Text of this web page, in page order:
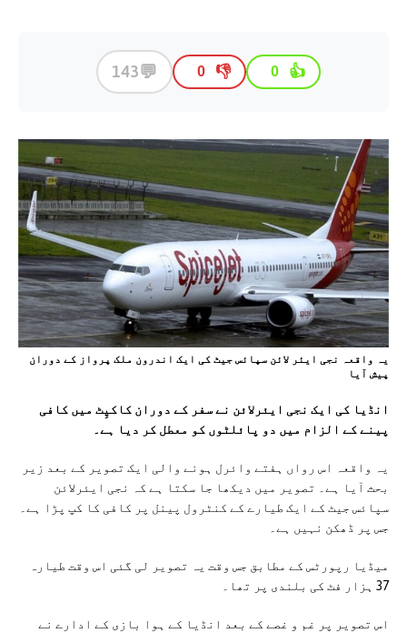
👍
0
👎
0
💬
143
یہ واقعہ نجی ایئر لائن سپائس جیٹ کی ایک اندرون ملک پرواز کے دوران
پیش آیا
انڈیا کی ایک نجی ایئرلائن نے سفر کے دوران کاکپِٹ میں کافی
پینے کے الزام میں دو پائلٹوں کو معطل کر دیا ہے۔
یہ واقعہ اس رواں ہفتے وائرل ہونے والی ایک تصویر کے بعد زیر
بحث آیا ہے۔ تصویر میں دیکھا جا سکتا ہے کہ نجی ایئرلائن
سپائس جیٹ کے ایک طیارے کے کنٹرول پینل پر کافی کا کپ پڑا ہے۔
جس پر ڈھکن نہیں ہے۔
میڈیا رپورٹس کے مطابق جس وقت یہ تصویر لی گئی اس وقت طیارہ
37 ہزار فٹ کی بلندی پر تھا۔
اس تصویر پر غم و غصے کے بعد انڈیا کے ہوا بازی کے ادارے نے